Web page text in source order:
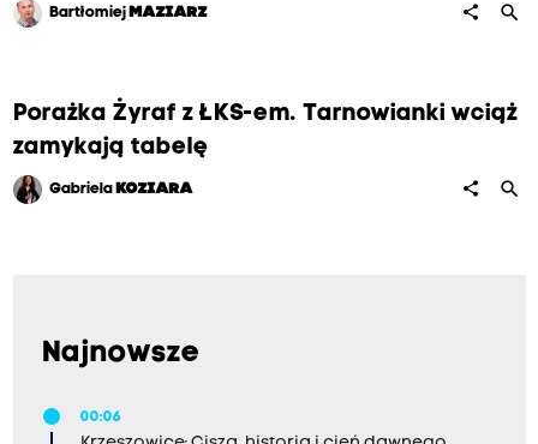
Bartłomiej MAZIARZ share search
Porażka Żyraf z ŁKS-em. Tarnowianki wciąż
zamykają tabelę
Gabriela KOZIARA share search
Najnowsze
00:06